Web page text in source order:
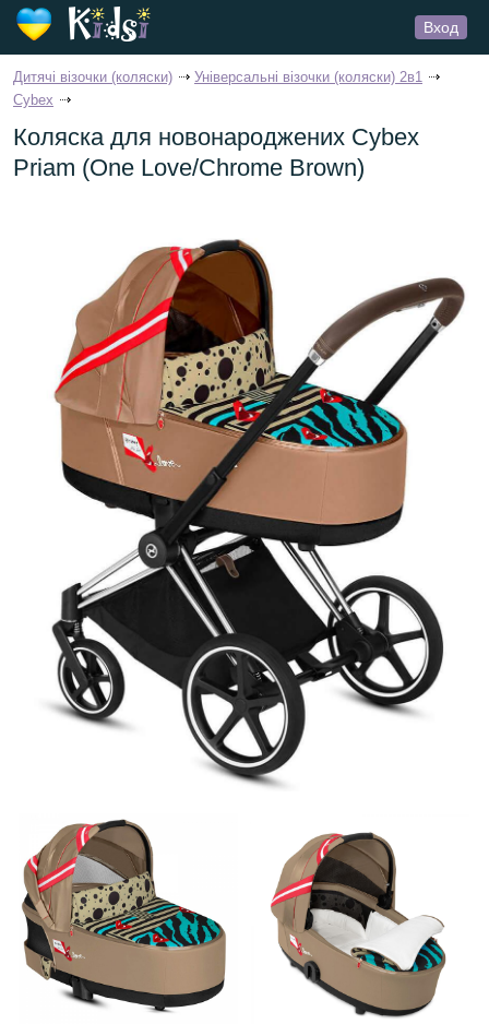
Вход
Дитячі візочки (коляски)
Універсальні візочки (коляски) 2в1
Cybex
Коляска для новонароджених Cybex
Priam (One Love/Chrome Brown)